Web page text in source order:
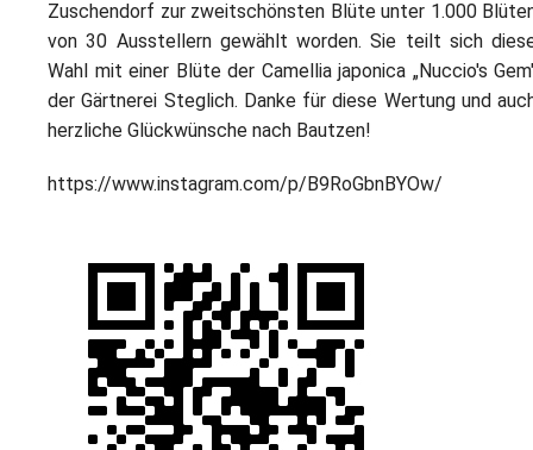
Zuschendorf zur zweitschönsten Blüte unter 1.000
von 30 Ausstellern gewählt worden. Sie teilt sich
Wahl mit einer Blüte der Camellia japonica „Nuccio's
der Gärtnerei Steglich. Danke für diese Wertung und
herzliche Glückwünsche nach Bautzen!
https://www.instagram.com/p/B9RoGbnBYOw/